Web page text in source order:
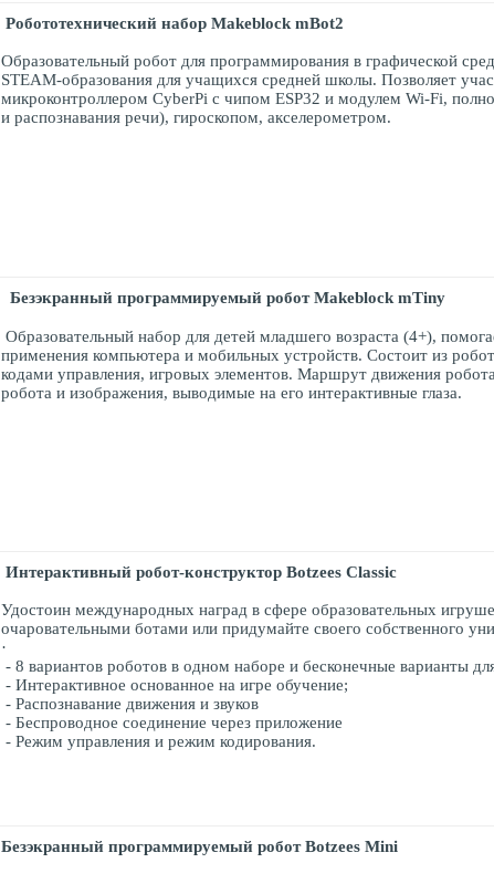
Робототехнический набор Makeblock mBot2
Образовательный робот для программирования в графической
STEAM-образования для учащихся средней школы. Позволяет
микроконтроллером CyberPi с чипом ESP32 и модулем Wi-Fi,
и распознавания речи), гироскопом, акселерометром.
Безэкранный программируемый роботMakeblock mTiny
Образовательный набор для детей младшего возраста (4+),
применения компьютера и мобильных устройств. Состоит из
кодами управления, игровых элементов. Маршрут движения
робота и изображения, выводимые на его интерактивные глаза.
Интерактивный робот-конструктор Botzees Classic
Удостоин международных наград в сфере образовательных
очаровательными ботами или придумайте своего собственного
·
- 8 вариантов роботов в одном наборе и бесконечные варианты
- Интерактивное основанное на игре обучение;
- Распознавание движения и звуков
- Беспроводное соединение через приложение
- Режим управления и режим кодирования.
Безэкранный программируемый робот Botzees Mini